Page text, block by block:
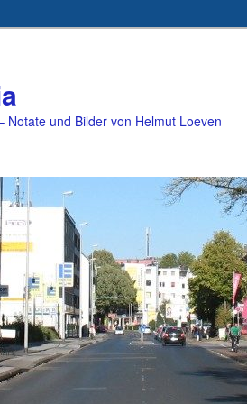
Notate und Bilder von Helmut Loeven